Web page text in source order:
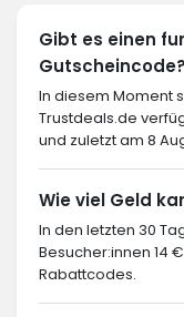
Gibt es einen
Gutscheincode?
In diesem Moment
Trustdeals.de
und zuletzt am 8
Wie viel Geld
In den letzten 30
Besucher:innen 14
Rabattcodes.